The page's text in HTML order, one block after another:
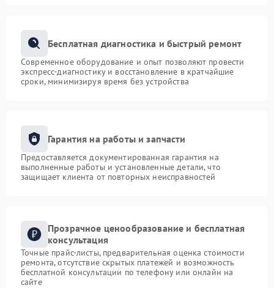
Бесплатная диагностика и быстрый ремонт
Современное оборудование и опыт позволяют провести
экспресс-диагностику и восстановление в кратчайшие
сроки, минимизируя время без устройства
Гарантия на работы и запчасти
Предоставляется документированная гарантия на
выполненные работы и установленные детали, что
защищает клиента от повторных неисправностей
Прозрачное ценообразование и бесплатная
консультация
Точные прайс-листы, предварительная оценка стоимости
ремонта, отсутствие скрытых платежей и возможность
бесплатной консультации по телефону или онлайн на
сайте